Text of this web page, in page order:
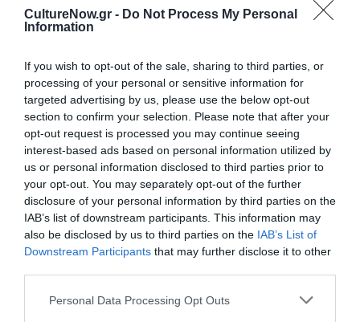
CultureNow.gr - Do Not Process My Personal
Information
If you wish to opt-out of the sale, sharing to third parties, or
processing of your personal or sensitive information for
targeted advertising by us, please use the below opt-out
section to confirm your selection. Please note that after your
opt-out request is processed you may continue seeing
interest-based ads based on personal information utilized by
us or personal information disclosed to third parties prior to
your opt-out. You may separately opt-out of the further
disclosure of your personal information by third parties on the
IAB’s list of downstream participants. This information may
also be disclosed by us to third parties on the IAB’s List of
Downstream Participants that may further disclose it to other
Personal Data Processing Opt Outs
8.00 μμ | Κυριακή: 6.15 μμ
Μέγαρο Μουσικής Θεσσαλονίκης, 25ης Μαρτίου και
Παραλία, Θεσσαλονίκη
Μέγαρο Μουσικής Θεσσαλονίκης
Eισιτήρια:
Α ΖΩΝΗ: 38 € - 30 € (φοιτητικό-παιδικό (έως 12 ετών )
– ανέργων | Β ΖΩΝΗ: 30 € - 24 € (φοιτητικό-παιδικό
(έως 12 ετών ) – ανέργων | Γ ΖΩΝΗ: 24 € - 19 €
(φοιτητικό-παιδικό (έως 12 ετών ) – ανέργων | Δ
ΖΩΝΗ: 19 € - 14 € (φοιτητικό-παιδικό (έως 12 ετών ) –
Πληροφορίες / Κρατήσεις: